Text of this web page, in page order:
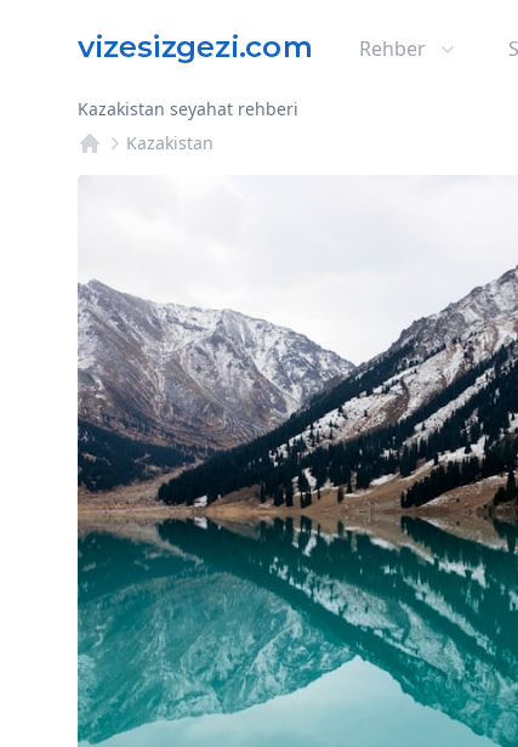
Rehber
Kazakistan seyahat rehberi
Kazakistan